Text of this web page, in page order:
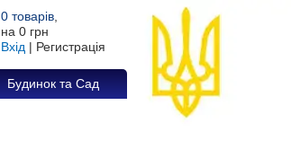
0 товарів
на 0 грн
Вхід | Регистрація
Будинок та Сад